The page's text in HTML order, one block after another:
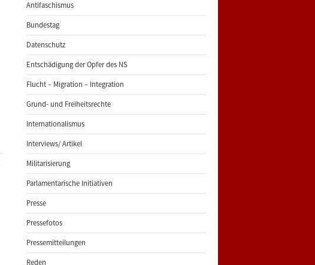
Antifaschismus
Bundestag
Datenschutz
Entschädigung der Opfer des NS
Flucht – Migration – Integration
Grund- und Freiheitsrechte
Internationalismus
Interviews/ Artikel
Militarisierung
Parlamentarische Initiativen
Presse
Pressefotos
Pressemitteilungen
Reden